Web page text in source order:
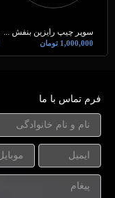
سوپر چیپ رایزین بنفش ...
1,000,000 تومان
فرم تماس با ما